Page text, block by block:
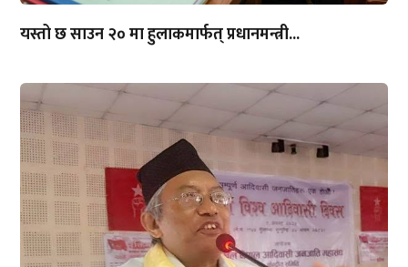
यस्तो छ साउन २० मा हुलाकमार्फत् प्रधानमन्त्री...